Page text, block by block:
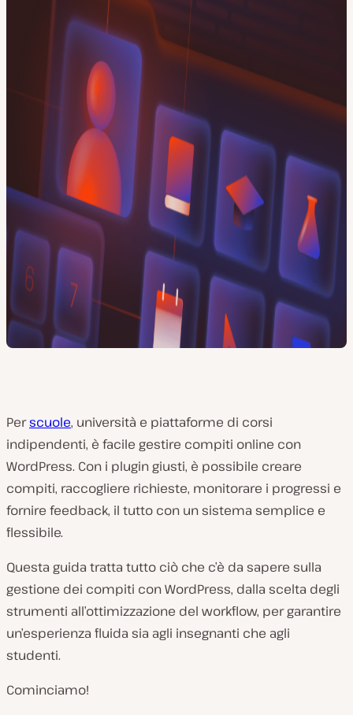
Perscuole, università e piattaforme di corsi
indipendenti, è facile gestire compiti online con
WordPress. Con i plugin giusti, è possibile creare
compiti, raccogliere richieste, monitorare i progressi e
fornire feedback, il tutto con un sistema semplice e
flessibile.
Questa guida tratta tutto ciò che c’è da sapere sulla
gestione dei compiti con WordPress, dalla scelta degli
strumenti all’ottimizzazione del workflow, per garantire
un’esperienza fluida sia agli insegnanti che agli
studenti.
Cominciamo!